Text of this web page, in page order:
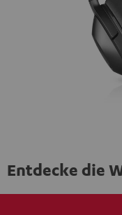
übermittelt werden.
Entdecke die